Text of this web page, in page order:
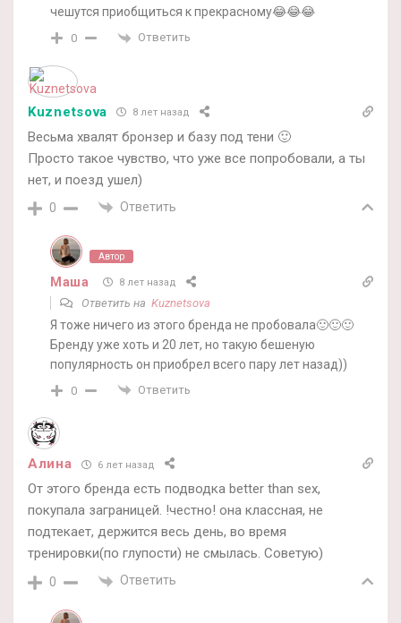
чешутся приобщиться к прекрасному😂😂😂
0 Ответить
Kuznetsova 8 лет назад
Весьма хвалят бронзер и базу под тени 🙂
Просто такое чувство, что уже все попробовали, а ты
нет, и поезд ушел)
0 Ответить
Автор
Маша 8 лет назад
Ответить на Kuznetsova
Я тоже ничего из этого бренда не пробовала🙂🙂🙂
Бренду уже хоть и 20 лет, но такую бешеную
популярность он приобрел всего пару лет назад))
0 Ответить
Алина 6 лет назад
От этого бренда есть подводка better than sex,
покупала заграницей. !честно! она классная, не
подтекает, держится весь день, во время
тренировки(по глупости) не смылась. Советую)
0 Ответить